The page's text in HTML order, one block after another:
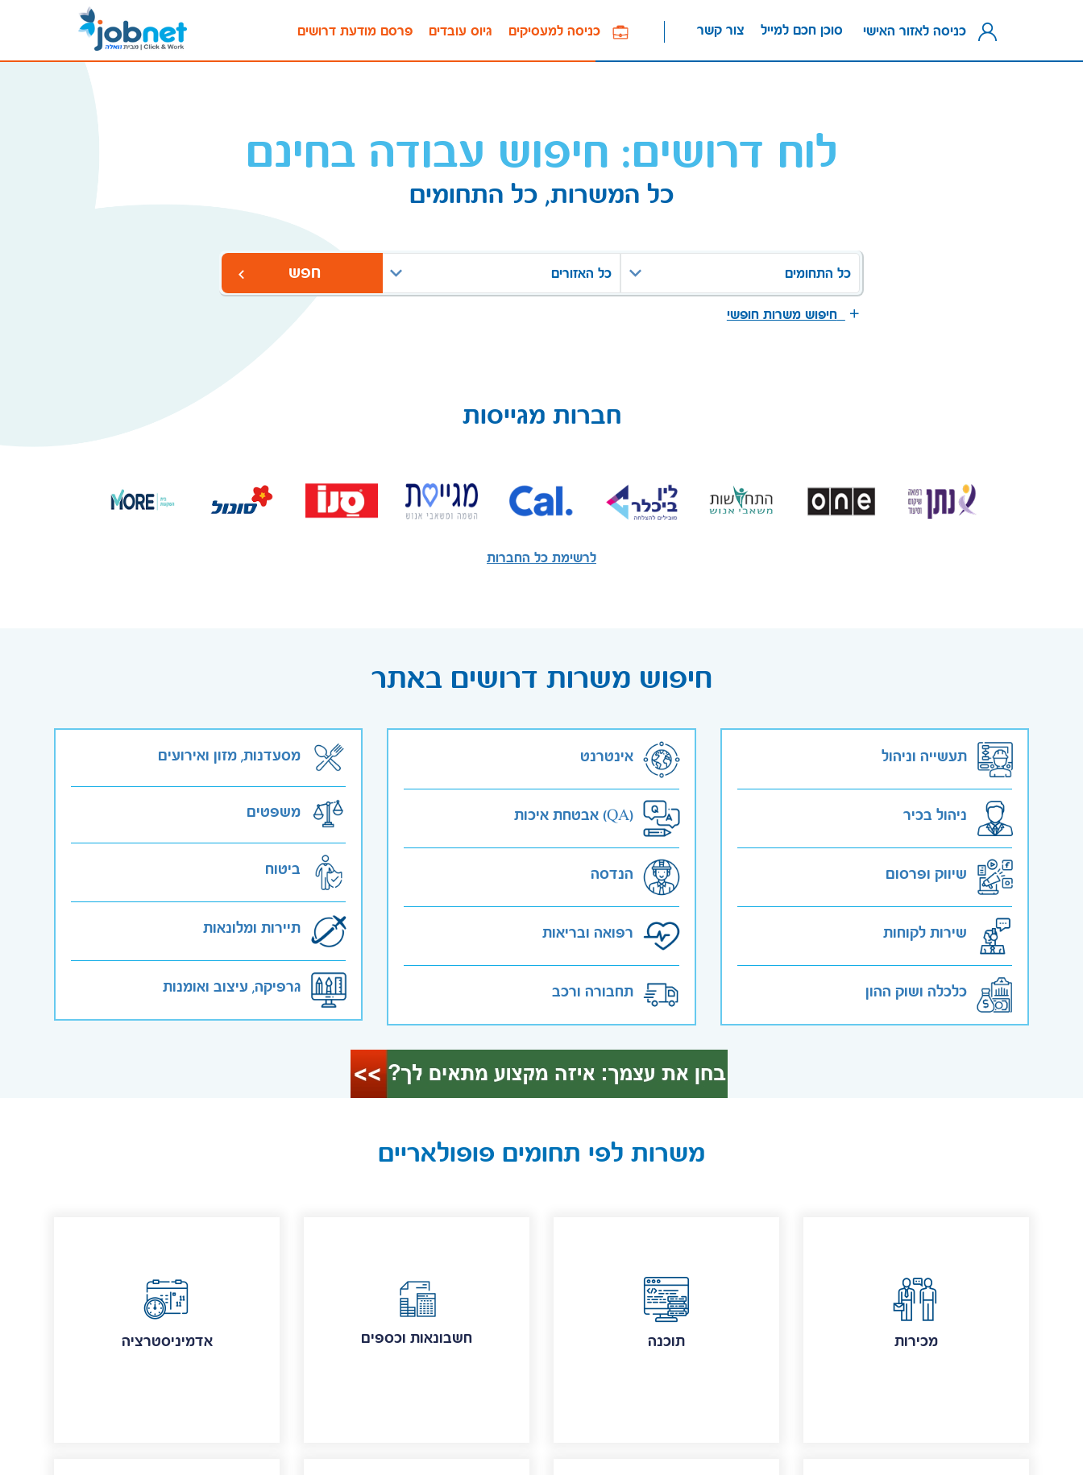
פרסם מודעת דרושים גיוס עובדים כניסה למעסיקים צור קשר סוכן חכם למייל כניסה לאזור האישי
לוח דרושים: חיפוש עבודה בחינם
כל המשרות, כל התחומים
כל התחומים כל האזורים חפש
חיפוש משרות חופשי
חברות מגייסות
לרשימת כל החברות
חיפוש משרות דרושים באתר
תעשייה וניהול
ניהול בכיר
שיווק ופרסום
שירות לקוחות
כלכלה ושוק ההון
אינטרנט
אבטחת איכות (QA)
הנדסה
רפואה ובריאות
תחבורה ורכב
מסעדנות, מזון ואירועים
משפטים
ביטוח
תיירות ומלונאות
גרפיקה, עיצוב ואומנות
משרות לפי תחומים פופולאריים
אדמיניסטרציה חשבונאות וכספים תוכנה מכירות